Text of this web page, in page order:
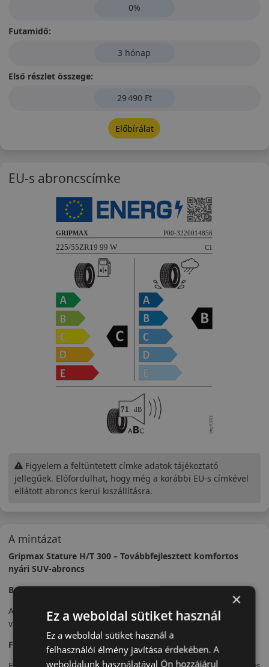
A mintázat
Gripmax Stature H/T 300 – Továbbfejlesztett komfortos
nyári SUV-abroncs
Bevezető
A Gripmax Stature H/T 300 a Stature H/T továbbfejlesztett
változata, még kiegyensúlyozottabb futási tulajdonságokkal.
Futófelület és tapadás
0%
Futamidő:
3 hónap
Első részlet összege:
29 490 Ft
Előbírálat
EU-s abroncscímke
Figyelem a feltüntetett címke adatok tájékoztató
jellegűek. Előfordulhat, hogy még a korábbi EU-s címkével
ellátott abroncs kerül kiszállításra.
×
Ez a weboldal sütiket használ
Ez a weboldal sütiket használ a
felhasználói élmény javítása érdekében. A
weboldalunk használatával Ön hozzájárul